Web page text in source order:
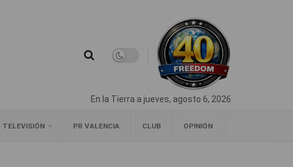
En la Tierra a jueves, agosto 6, 2026
TELEVISIÓN PR VALENCIA CLUB OPINIÓN